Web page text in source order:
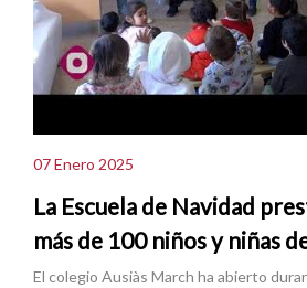
07 Enero 2025
La Escuela de Navidad
más de 100 niños y niñas
El colegio Ausiàs March ha abierto